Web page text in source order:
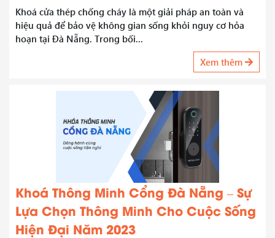
Khoá cửa thép chống cháy là một giải pháp an toàn và
hiệu quả để bảo vệ không gian sống khỏi nguy cơ hỏa
hoạn tại Đà Nẵng. Trong bối...
Xem thêm
Khoá Thông Minh Cổng Đà Nẵng – Sự
Lựa Chọn Thông Minh Cho Cuộc Sống
Hiện Đại Năm 2023